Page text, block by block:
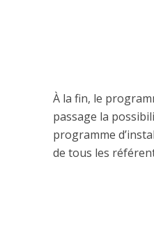
À la fin, le
passage la
programme
de tous les